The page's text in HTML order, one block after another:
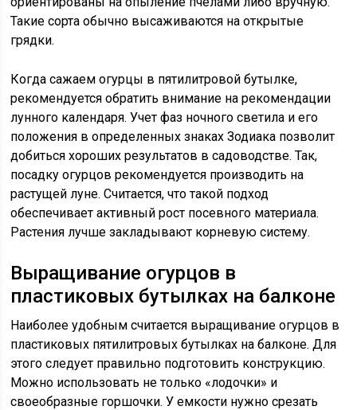
Такие сорта обычно высаживаются на открытые
грядки.
Когда сажаем огурцы в пятилитровой бутылке,
рекомендуется обратить внимание на рекомендации
лунного календаря. Учет фаз ночного светила и его
положения в определенных знаках Зодиака позволит
добиться хороших результатов в садоводстве. Так,
посадку огурцов рекомендуется производить на
растущей луне. Считается, что такой подход
обеспечивает активный рост посевного материала.
Растения лучше закладывают корневую систему.
Выращивание огурцов в
пластиковых бутылках на балконе
Наиболее удобным считается выращивание огурцов в
пластиковых пятилитровых бутылках на балконе. Для
этого следует правильно подготовить конструкцию.
Можно использовать не только «лодочки» и
своеобразные горшочки. У емкости нужно срезать